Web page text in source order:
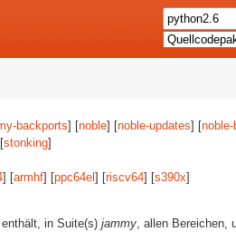
backports] [noble] [noble-updates] [
stonking]
] [armhf] [ppc64el ] [riscv64] [s390x]
enthält, in Suite(s) jammy, allen Bereichen,